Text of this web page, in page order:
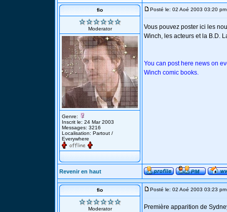
fio
Moderator
Genre:
Inscrit le: 24 Mar 2003
Messages: 3216
Localisation: Partout /
Everywhere
Posté le: 02 Aoé 2003 03:20 pm
Vous pouvez poster ici les
Winch, les acteurs et la B.D.
You can post here news on
Winch comic books.
Revenir en haut
fio
Moderator
Posté le: 02 Aoé 2003 03:23 pm
Première apparition de